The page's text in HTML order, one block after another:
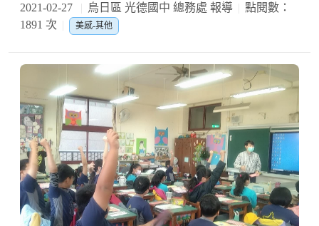
2021-02-27 烏日區 光德國中 總務處 報導
點閱數：
1891 次
美感-其他